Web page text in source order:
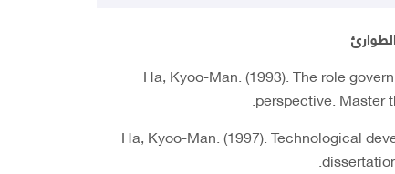
- Ha, Kyoo-Man. (1993). The role
perspective. Master
- Ha, Kyoo-Man. (1997). Technological